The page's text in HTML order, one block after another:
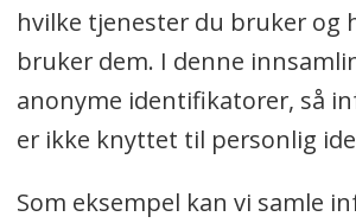
hvilke tjenester du bruker og
bruker dem. I denne
anonyme identifikatorer, så
er ikke knyttet til personlig
Som eksempel kan vi samle